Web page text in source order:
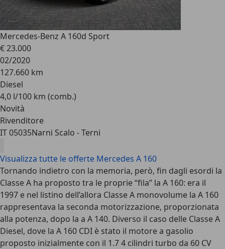
Mercedes-Benz A 160d Sport
€ 23.000
02/2020
127.660 km
Diesel
4,0 l/100 km (comb.)
Novità
Rivenditore
IT 05035Narni Scalo - Terni
Visualizza tutte le offerte Mercedes A 160
Tornando indietro con la memoria, però, fin dagli esordi la
Classe A ha proposto tra le proprie “fila” la A 160: era il
1997 e nel listino dell’allora Classe A monovolume la A 160
rappresentava la seconda motorizzazione, proporzionata
alla potenza, dopo la a A 140. Diverso il caso delle Classe A
Diesel, dove la A 160 CDI è stato il motore a gasolio
proposto inizialmente con il 1.7 4 cilindri turbo da 60 CV